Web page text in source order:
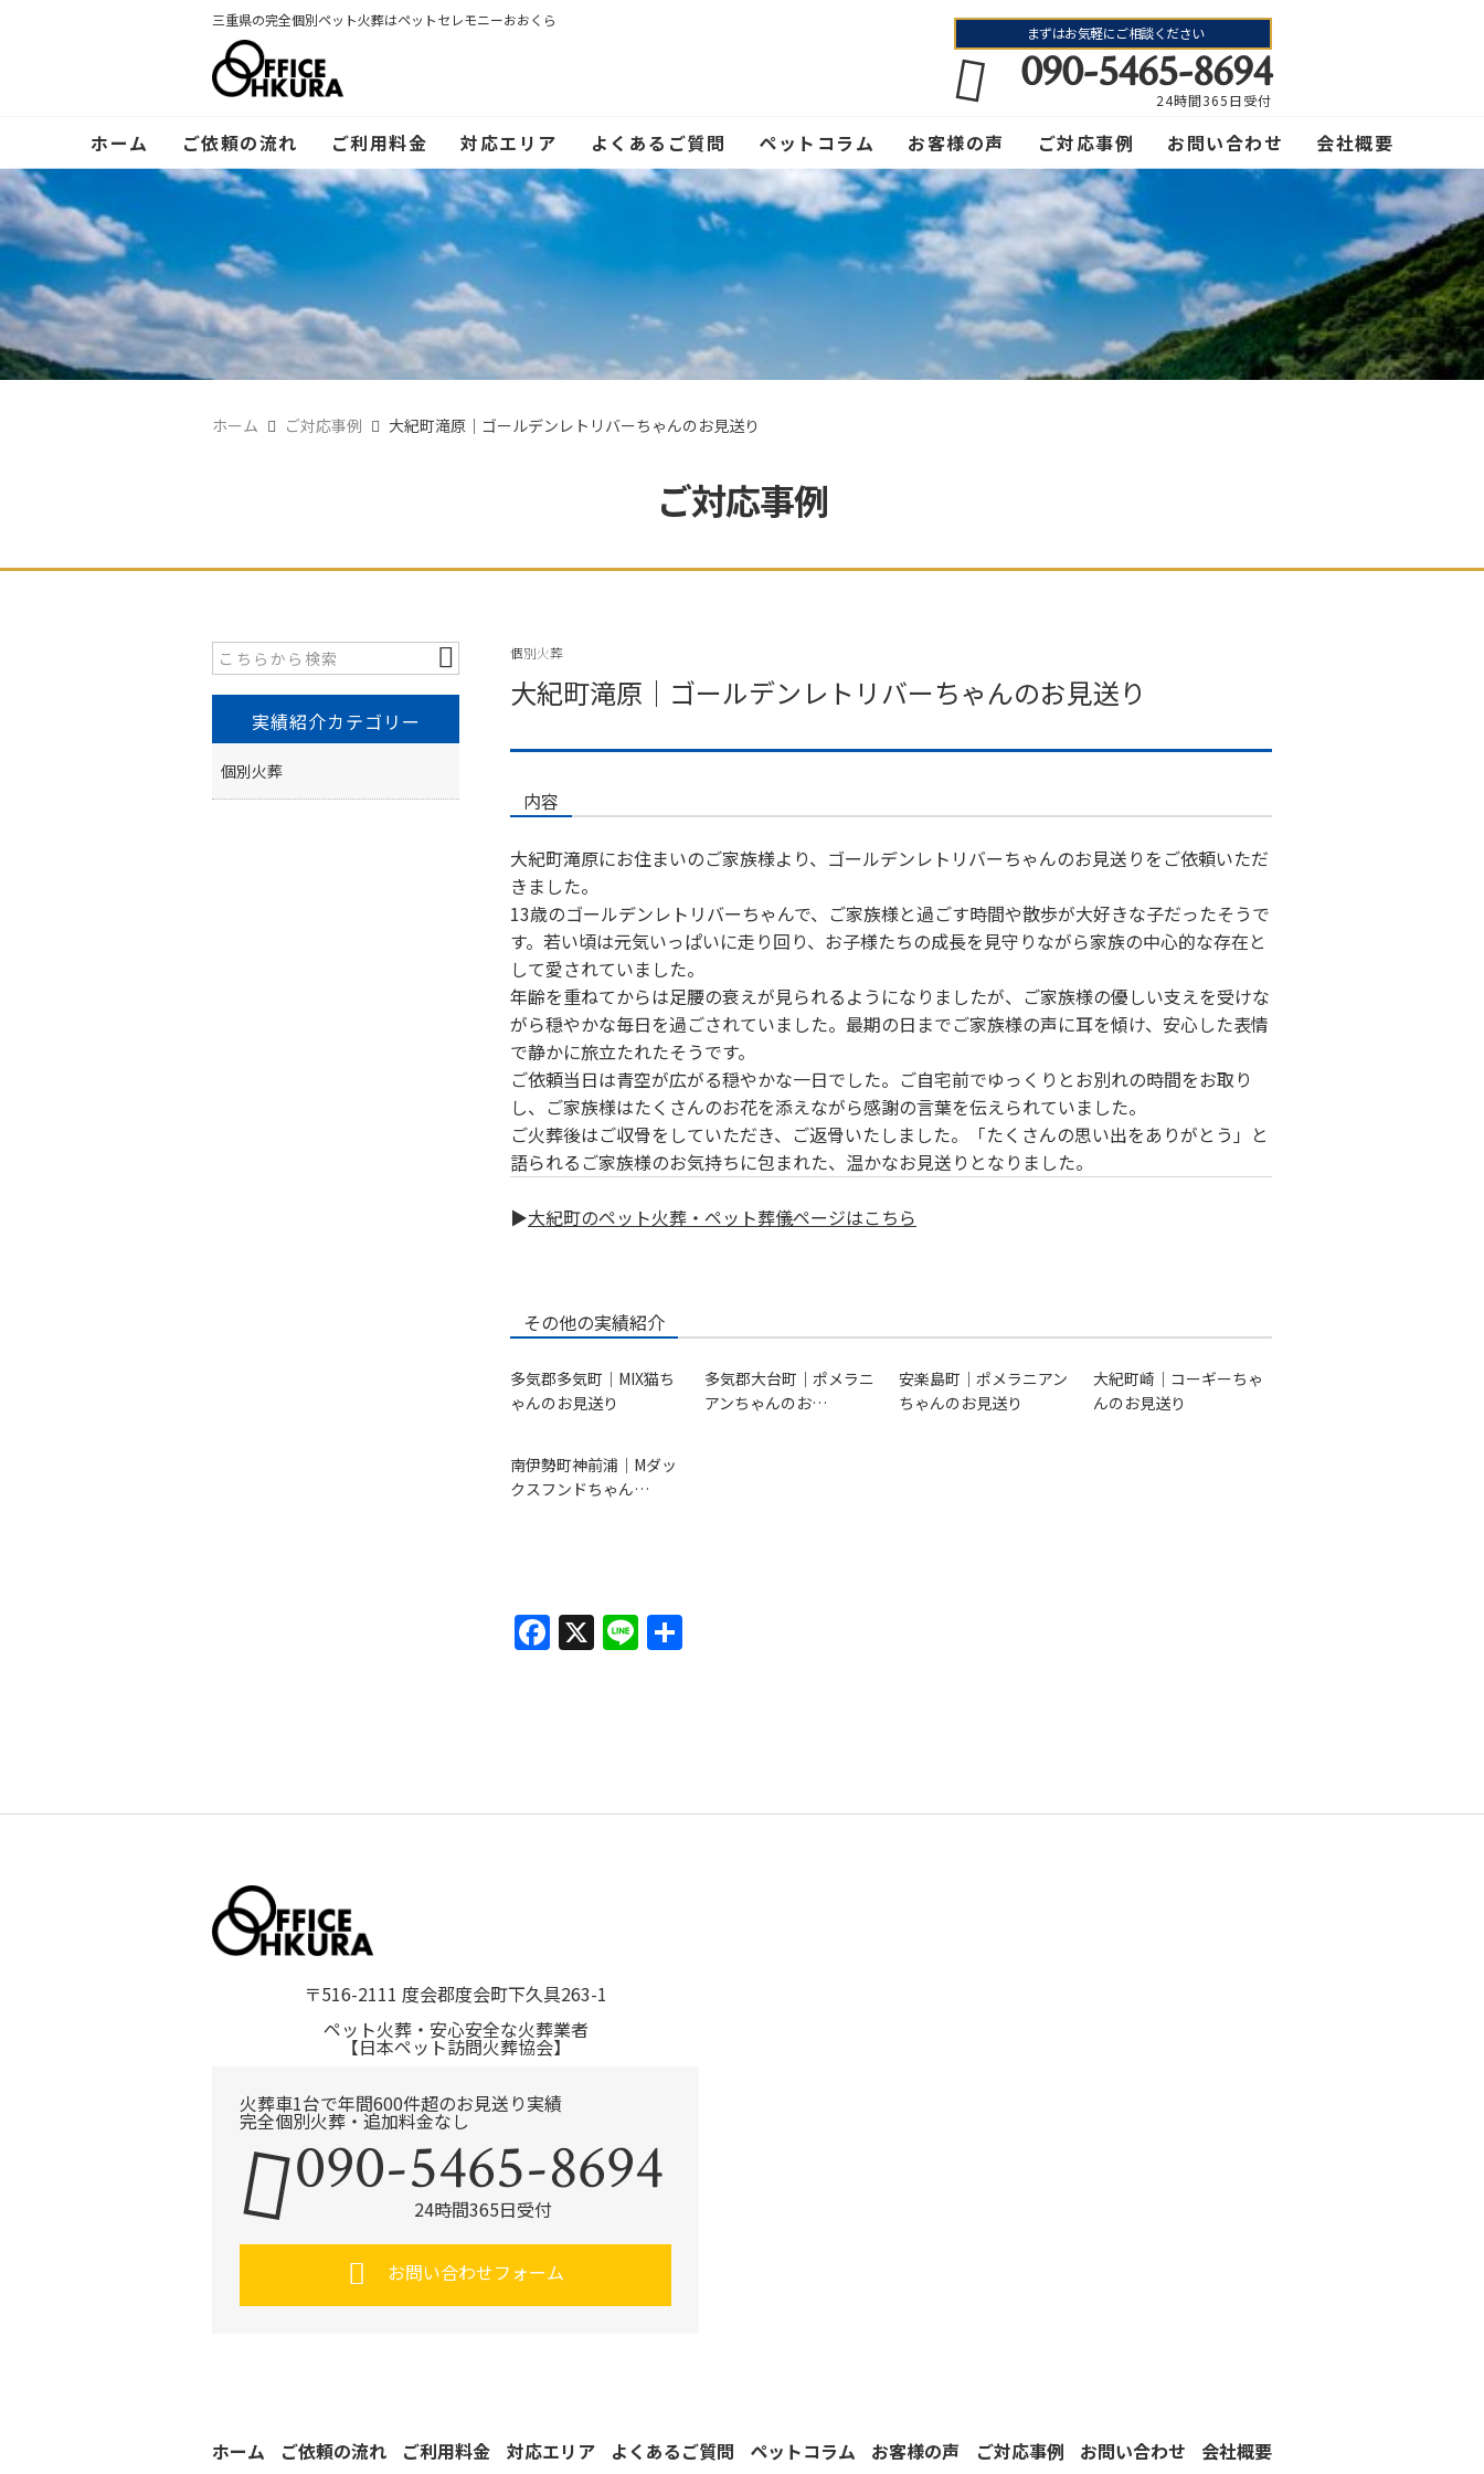
三重県の完全個別ペット火葬はペットセレモニーおおくら
まずはお気軽にご相談ください
090-5465-8694
24時間365日受付
ホーム ご依頼の流れ ご利用料金 対応エリア よくあるご質問 ペットコラム お客様の声 ご対応事例 お問い合わせ 会社概要
ホーム ご対応事例 大紀町滝原｜ゴールデンレトリバーちゃんのお見送り
ご対応事例
個別火葬
大紀町滝原｜ゴールデンレトリバーちゃんのお見送り
内容
大紀町滝原にお住まいのご家族様より、ゴールデンレトリバーちゃんのお見送りをご依頼いただ
きました。
13歳のゴールデンレトリバーちゃんで、ご家族様と過ごす時間や散歩が大好きな子だったそうで
す。若い頃は元気いっぱいに走り回り、お子様たちの成長を見守りながら家族の中心的な存在と
して愛されていました。
年齢を重ねてからは足腰の衰えが見られるようになりましたが、ご家族様の優しい支えを受けな
がら穏やかな毎日を過ごされていました。最期の日までご家族様の声に耳を傾け、安心した表情
で静かに旅立たれたそうです。
ご依頼当日は青空が広がる穏やかな一日でした。ご自宅前でゆっくりとお別れの時間をお取り
し、ご家族様はたくさんのお花を添えながら感謝の言葉を伝えられていました。
ご火葬後はご収骨をしていただき、ご返骨いたしました。「たくさんの思い出をありがとう」と
語られるご家族様のお気持ちに包まれた、温かなお見送りとなりました。
▶大紀町のペット火葬・ペット葬儀ページはこちら
その他の実績紹介
多気郡多気町｜MIX猫ち
ゃんのお見送り
多気郡大台町｜ポメラニ
アンちゃんのお…
安楽島町｜ポメラニアン
ちゃんのお見送り
大紀町崎｜コーギーちゃ
んのお見送り
南伊勢町神前浦｜Mダッ
クスフンドちゃん…
F
o
X Li
実績紹介カテゴリー
個別火葬
〒516-2111 度会郡度会町下久具263-1
ペット火葬・安心安全な火葬業者
【日本ペット訪問火葬協会】
火葬車1台で年間600件超のお見送り実績
完全個別火葬・追加料金なし
090-5465-8694
24時間365日受付
お問い合わせフォーム
ホーム ご依頼の流れ ご利用料金 対応エリア よくあるご質問 ペットコラム お客様の声 ご対応事例 お問い合わせ 会社概要